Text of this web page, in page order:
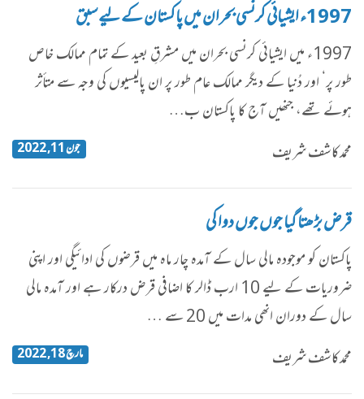
1997ء ایشیائی کرنسی بحران میں پاکستان کے لیے سبق
1997ء میں ایشیائی کرنسی بحران میں مشرقِ بعید کے تمام ممالک خاص
طور پر‘ اور دُنیا کے دیگر ممالک عام طور پر ان پالیسیوں کی وجہ سے متأثر
ہوئے تھے، جنھیں آج کا پاکستان ب…
محمد کاشف شریف
جون 11, 2022
قرض بڑھتا گیا جوں جوں دوا کی
پاکستان کو موجودہ مالی سال کے آمدہ چار ماہ میں قرضوں کی ادائیگی اور اپنی
ضروریات کے لیے 10 ارب ڈالر کا اضافی قرض درکار ہے اور آمدہ مالی
سال کے دوران انھی مدات میں 20 سے …
محمد کاشف شریف
مارچ 18, 2022